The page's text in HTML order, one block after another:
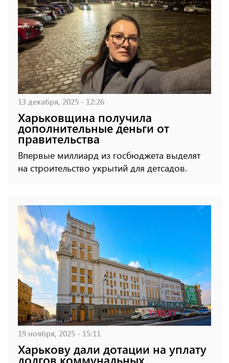
13 декабря, 2025 - 12:26
Харьковщина получила
дополнительные деньги от
правительства
Впервые миллиард из госбюджета выделят
на строительство укрытий для детсадов.
19 ноября, 2025 - 15:11
Харькову дали дотации на уплату
долгов коммунальных